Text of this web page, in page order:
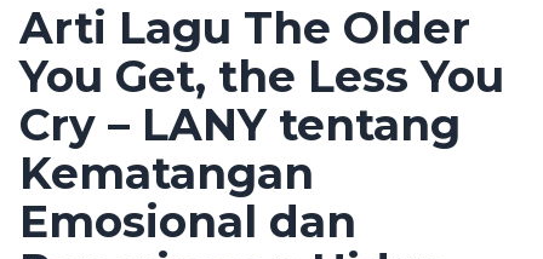
Arti Lagu The Older
You Get, the Less You
Cry – LANY tentang
Kematangan
Emosional dan